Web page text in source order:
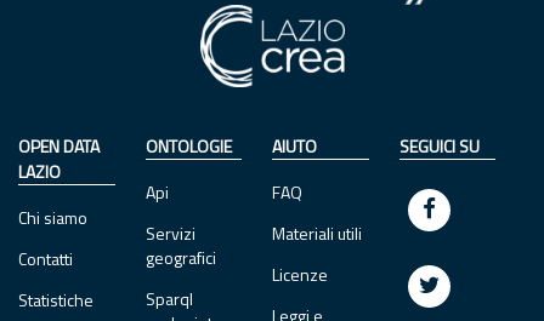
OPEN DATA
LAZIO
Chi siamo
Contatti
Statistiche
ONTOLOGIE
Api
Servizi
geografici
Sparql
AIUTO
FAQ
Materiali utili
Licenze
Leggi e
SEGUICI SU